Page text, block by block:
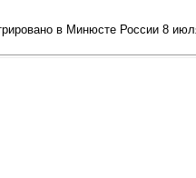
в Минюсте России 8